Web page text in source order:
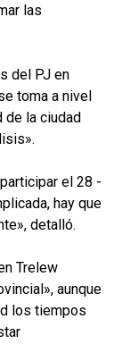
las
del PJ en
toma a nivel
de la ciudad
el 28 -
hay que
detalló.
Trelew
aunque
los tiempos